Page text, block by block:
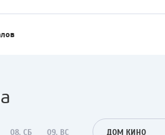
08, СБ 09, ВС ДОМ КИНО